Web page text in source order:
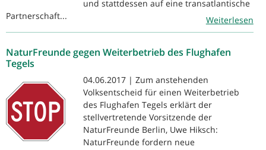
und stattdessen auf eine transatlantische
Partnerschaft...
Weiterlesen
NaturFreunde gegen Weiterbetrieb des Flughafen
Tegels
04.06.2017 | Zum anstehenden
Volksentscheid für einen Weiterbetrieb
des Flughafen Tegels erklärt der
stellvertretende Vorsitzende der
NaturFreunde Berlin, Uwe Hiksch:
NaturFreunde fordern neue